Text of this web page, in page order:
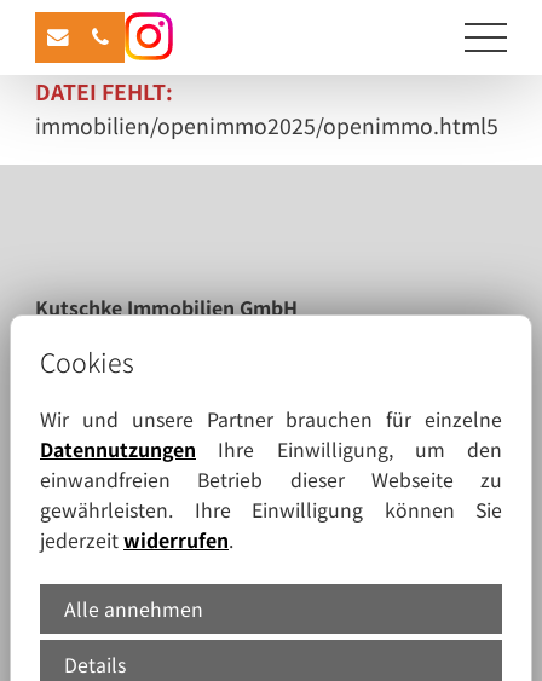
DATEI FEHLT:
immobilien/openimmo2025/openimmo.html5
Kutschke Immobilien GmbH
02625 Bautzen
Mobil:
0174 1651534
Telefon:
03591 2777999
Telefax:
03591 2779940
E-Mail:
kontakt@kutschke-immobilien.de
Cookies
Wir und unsere Partner brauchen für einzelne
Datennutzungen Ihre Einwilligung, um den
einwandfreien Betrieb dieser Webseite zu
gewährleisten. Ihre Einwilligung können Sie
jederzeitwiderrufen.
Alle annehmen
Details